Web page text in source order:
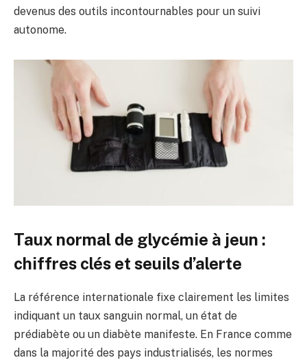
devenus des outils incontournables pour un suivi
autonome.
Taux normal de glycémie à jeun :
chiffres clés et seuils d’alerte
La référence internationale fixe clairement les limites
indiquant un taux sanguin normal, un état de
prédiabète ou un diabète manifeste. En France comme
dans la majorité des pays industrialisés, les normes